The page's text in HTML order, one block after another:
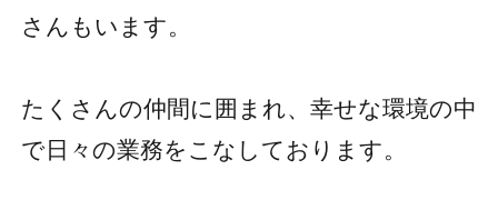
さんもいます。
たくさんの仲間に囲まれ、幸せな環境の中
で日々の業務をこなしております。